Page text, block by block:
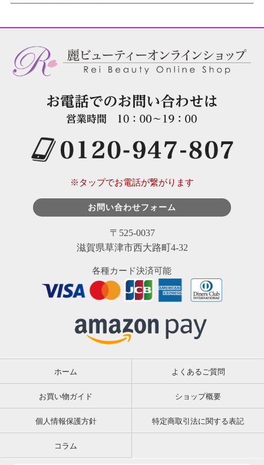
※タップでお電話が繋がります
お問い合わせフォーム
〒525-0037
滋賀県草津市西大路町4-32
各種カード決済可能
ホーム よくあるご質問
お買い物ガイド ショップ概要
個人情報保護方針 特定商取引法に関する表記
コラム